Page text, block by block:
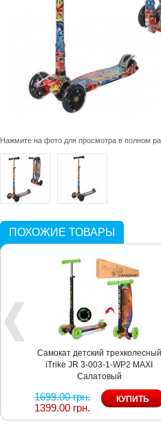
Нажмите на фото для просмотра в полном
ПОХОЖИЕ ТОВАРЫ
Самокат детский трехколесный
iTrike JR 3-003-1-WP2 MAXI
Салатовый
1699.00 грн.
1399.00 грн.